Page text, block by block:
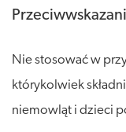
Nie stosować w
którykolwiek
niemowląt i dzieci